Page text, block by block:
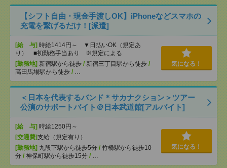
【シフト自由・現金手渡しOK】iPhoneなどスマホの
充電を繋げるだけ！[派遣]
[給 与] 時給1414円～ ▼日払いOK（規定あ
り） ■初勤務手当あり ※規定による
[勤務地] 新宿駅から徒歩 / 新宿三丁目駅から徒歩 /
高田馬場駅から徒歩 /
気になる！
＜日本を代表するバンド＊サカナクション＞ツアー
公演のサポートバイト＠日本武道館[アルバイト]
[給 与] 時給1250円～
[交通費]支給（規定有り）
[勤務地] 九段下駅から徒歩5分 / 竹橋駅から徒歩10
分 / 神保町駅から徒歩15分 /
気になる！